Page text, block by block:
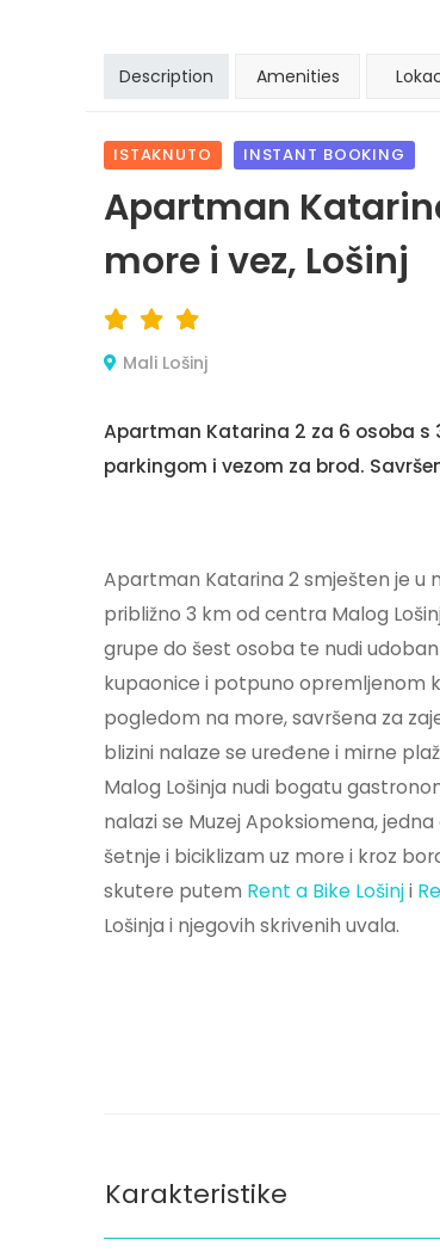
Description Amenities
ISTAKNUTO INSTANT BOOKING
Apartman
more i vez, Lošinj
Mali Lošinj
Apartman Katarina 2 za 6 osoba s
parkingom i vezom za brod.
Apartman Katarina 2 smješten je u
približno 3 km od centra Malog
grupe do šest osoba te nudi
kupaonice i potpuno opremljenom
pogledom na more, savršena za
blizini nalaze se uređene i mirne
Malog Lošinja nudi bogatu
nalazi se Muzej Apoksiomena,
šetnje i biciklizam uz more i kroz
skutere putem Rent a Bike Lošinji
Lošinja i njegovih skrivenih uvala.
Karakteristike